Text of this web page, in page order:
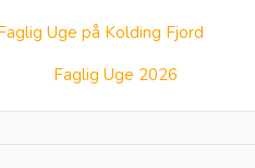
Faglig Uge 2026